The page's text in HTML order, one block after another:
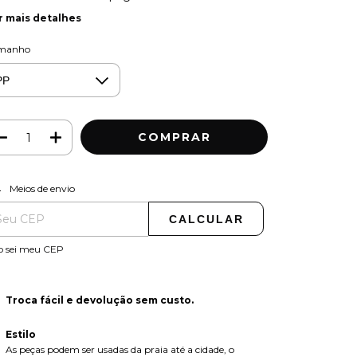
mais detalhes
para o CEP:
Meios de envio
CALCULAR
sei meu CEP
Troca fácil e devolução sem custo.
Estilo
As peças podem ser usadas da praia até a cidade, o